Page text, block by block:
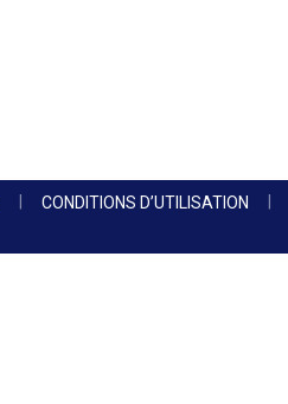
CONDITIONS D’UTILISATION